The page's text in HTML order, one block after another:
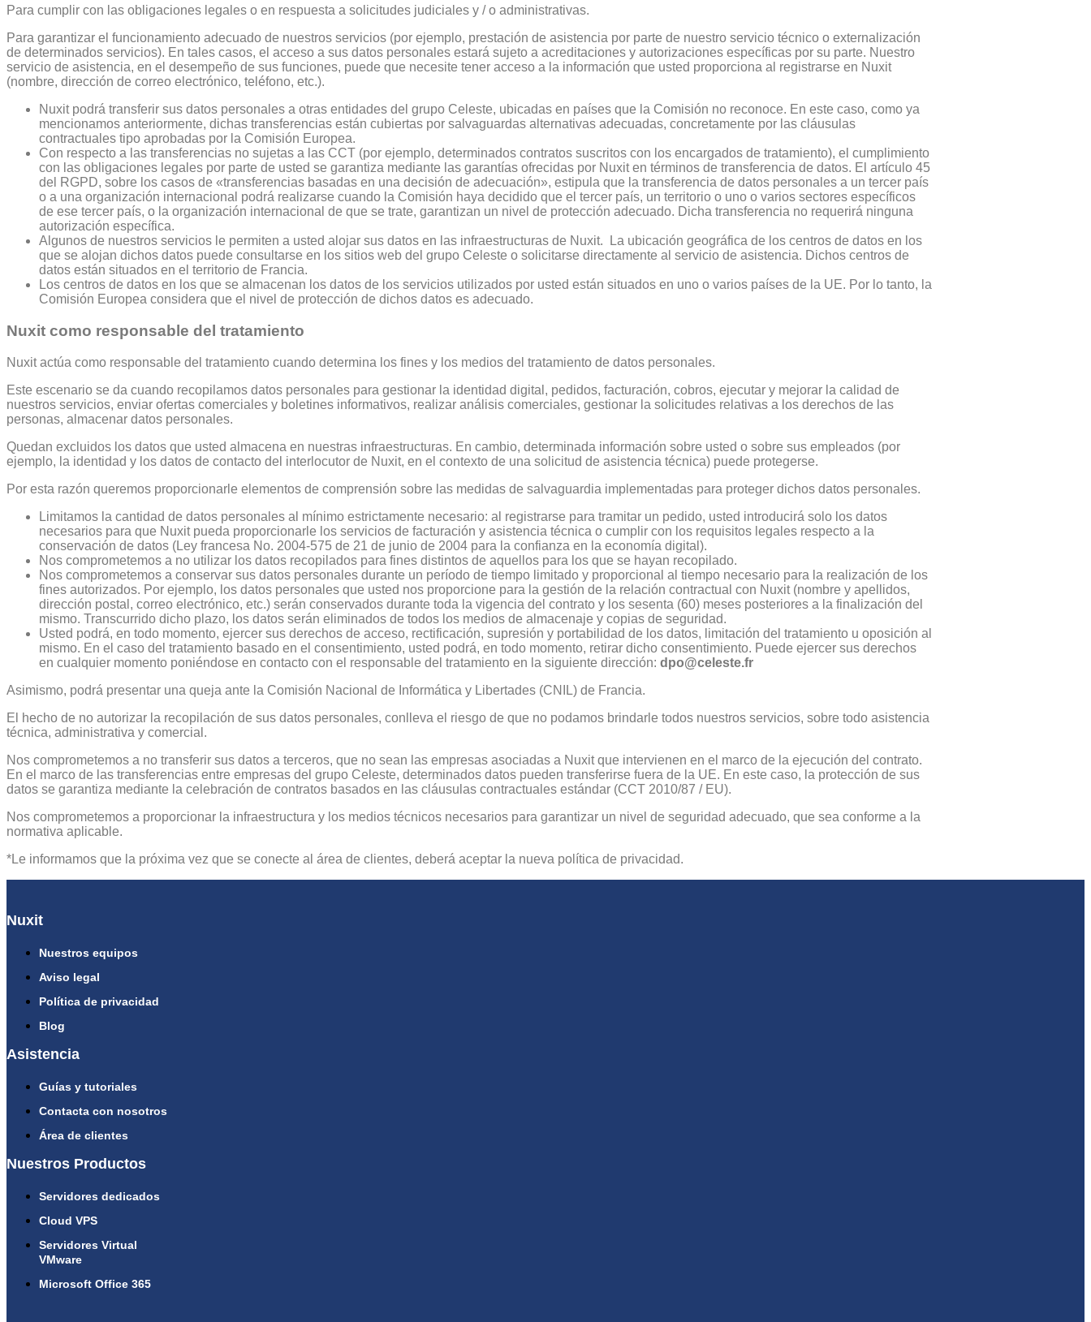
Para cumplir con las obligaciones legales o en respuesta a solicitudes judiciales y / o administrativas.
Para garantizar el funcionamiento adecuado de nuestros servicios (por ejemplo, prestación de asistencia por parte de nuestro servicio técnico o externalización
de determinados servicios). En tales casos, el acceso a sus datos personales estará sujeto a acreditaciones y autorizaciones específicas por su parte. Nuestro
servicio de asistencia, en el desempeño de sus funciones, puede que necesite tener acceso a la información que usted proporciona al registrarse en Nuxit
(nombre, dirección de correo electrónico, teléfono, etc.).
Nuxit podrá transferir sus datos personales a otras entidades del grupo Celeste, ubicadas en países que la Comisión no reconoce. En este caso, como ya
mencionamos anteriormente, dichas transferencias están cubiertas por salvaguardas alternativas adecuadas, concretamente por las cláusulas
contractuales tipo aprobadas por la Comisión Europea.
Con respecto a las transferencias no sujetas a las CCT (por ejemplo, determinados contratos suscritos con los encargados de tratamiento), el cumplimiento
con las obligaciones legales por parte de usted se garantiza mediante las garantías ofrecidas por Nuxit en términos de transferencia de datos. El artículo 45
del RGPD, sobre los casos de «transferencias basadas en una decisión de adecuación», estipula que la transferencia de datos personales a un tercer país
o a una organización internacional podrá realizarse cuando la Comisión haya decidido que el tercer país, un territorio o uno o varios sectores específicos
de ese tercer país, o la organización internacional de que se trate, garantizan un nivel de protección adecuado. Dicha transferencia no requerirá ninguna
autorización específica.
Algunos de nuestros servicios le permiten a usted alojar sus datos en las infraestructuras de Nuxit. La ubicación geográfica de los centros de datos en los
que se alojan dichos datos puede consultarse en los sitios web del grupo Celeste o solicitarse directamente al servicio de asistencia. Dichos centros de
datos están situados en el territorio de Francia.
Los centros de datos en los que se almacenan los datos de los servicios utilizados por usted están situados en uno o varios países de la UE. Por lo tanto, la
Comisión Europea considera que el nivel de protección de dichos datos es adecuado.
Nuxit como responsable del tratamiento
Nuxit actúa como responsable del tratamiento cuando determina los fines y los medios del tratamiento de datos personales.
Este escenario se da cuando recopilamos datos personales para gestionar la identidad digital, pedidos, facturación, cobros, ejecutar y mejorar la calidad de
nuestros servicios, enviar ofertas comerciales y boletines informativos, realizar análisis comerciales, gestionar la solicitudes relativas a los derechos de las
personas, almacenar datos personales.
Quedan excluidos los datos que usted almacena en nuestras infraestructuras. En cambio, determinada información sobre usted o sobre sus empleados (por
ejemplo, la identidad y los datos de contacto del interlocutor de Nuxit, en el contexto de una solicitud de asistencia técnica) puede protegerse.
Por esta razón queremos proporcionarle elementos de comprensión sobre las medidas de salvaguardia implementadas para proteger dichos datos personales.
Limitamos la cantidad de datos personales al mínimo estrictamente necesario: al registrarse para tramitar un pedido, usted introducirá solo los datos
necesarios para que Nuxit pueda proporcionarle los servicios de facturación y asistencia técnica o cumplir con los requisitos legales respecto a la
conservación de datos (Ley francesa No. 2004-575 de 21 de junio de 2004 para la confianza en la economía digital).
Nos comprometemos a no utilizar los datos recopilados para fines distintos de aquellos para los que se hayan recopilado.
Nos comprometemos a conservar sus datos personales durante un período de tiempo limitado y proporcional al tiempo necesario para la realización de los
fines autorizados. Por ejemplo, los datos personales que usted nos proporcione para la gestión de la relación contractual con Nuxit (nombre y apellidos,
dirección postal, correo electrónico, etc.) serán conservados durante toda la vigencia del contrato y los sesenta (60) meses posteriores a la finalización del
mismo. Transcurrido dicho plazo, los datos serán eliminados de todos los medios de almacenaje y copias de seguridad.
Usted podrá, en todo momento, ejercer sus derechos de acceso, rectificación, supresión y portabilidad de los datos, limitación del tratamiento u oposición al
mismo. En el caso del tratamiento basado en el consentimiento, usted podrá, en todo momento, retirar dicho consentimiento. Puede ejercer sus derechos
en cualquier momento poniéndose en contacto con el responsable del tratamiento en la siguiente dirección: dpo@celeste.fr
Asimismo, podrá presentar una queja ante la Comisión Nacional de Informática y Libertades (CNIL) de Francia.
El hecho de no autorizar la recopilación de sus datos personales, conlleva el riesgo de que no podamos brindarle todos nuestros servicios, sobre todo asistencia
técnica, administrativa y comercial.
Nos comprometemos a no transferir sus datos a terceros, que no sean las empresas asociadas a Nuxit que intervienen en el marco de la ejecución del contrato.
En el marco de las transferencias entre empresas del grupo Celeste, determinados datos pueden transferirse fuera de la UE. En este caso, la protección de sus
datos se garantiza mediante la celebración de contratos basados en las cláusulas contractuales estándar (CCT 2010/87 / EU).
Nos comprometemos a proporcionar la infraestructura y los medios técnicos necesarios para garantizar un nivel de seguridad adecuado, que sea conforme a la
normativa aplicable.
*Le informamos que la próxima vez que se conecte al área de clientes, deberá aceptar la nueva política de privacidad.
Nuxit
Nuestros equipos
Aviso legal
Política de privacidad
Blog
Asistencia
Guías y tutoriales
Contacta con nosotros
Área de clientes
Nuestros Productos
Servidores dedicados
Cloud VPS
Servidores Virtual
VMware
Microsoft Office 365